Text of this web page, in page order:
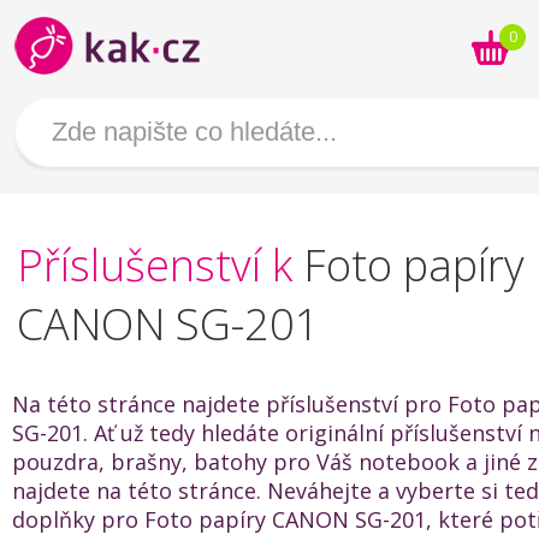
0
Příslušenství k Foto papíry
CANON SG-201
Na této stránce najdete příslušenství pro Foto
SG-201. Ať už tedy hledáte originální příslušenství
pouzdra, brašny, batohy pro Váš notebook a jiné
najdete na této stránce. Neváhejte a vyberte si
doplňky pro Foto papíry CANON SG-201, které